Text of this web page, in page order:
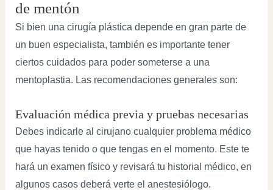
de mentón
Si bien una cirugía plástica depende en gran parte de
un buen especialista, también es importante tener
ciertos cuidados para poder someterse a una
mentoplastia. Las recomendaciones generales son:
Evaluación médica previa y pruebas necesarias
Debes indicarle al cirujano cualquier problema médico
que hayas tenido o que tengas en el momento. Este te
hará un examen físico y revisará tu historial médico, en
algunos casos deberá verte el anestesiólogo.